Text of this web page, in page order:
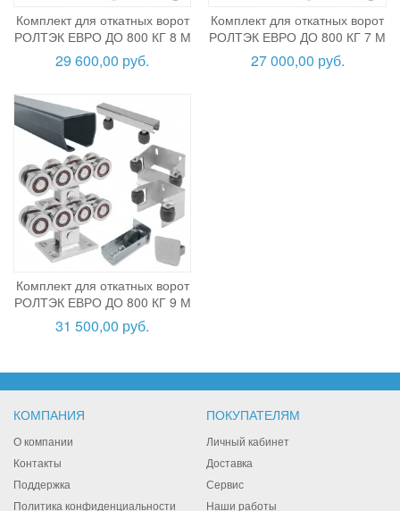
Комплект для откатных ворот
РОЛТЭК ЕВРО ДО 800 КГ 8 М
29 600,00 руб.
Комплект для откатных ворот
РОЛТЭК ЕВРО ДО 800 КГ 7 М
27 000,00 руб.
Комплект для откатных ворот
РОЛТЭК ЕВРО ДО 800 КГ 9 М
31 500,00 руб.
КОМПАНИЯ
О компании
Контакты
Поддержка
Политика конфиденциальности
ПОКУПАТЕЛЯМ
Личный кабинет
Доставка
Сервис
Наши работы